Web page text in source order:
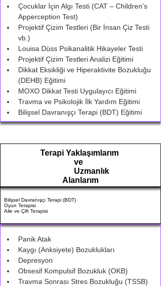
Çocuklar İçin Algı Testi (CAT – Children’s
Apperception Test)
Projektif Çizim Testleri (Bir İnsan Çiz Testi
vb.)
Louisa Düss Psikanalitik Hikayeler Testi
Projektif Çizim Testleri Analizi Eğitimi
Dikkat Eksikliği ve Hiperaktivite Bozukluğu
(DEHB) Eğitimi
MOXO Dikkat Testi Uygulayıcı Eğitimi
Travma ve Psikolojik İlk Yardım Eğitimi
Bilişsel Davranışçı Terapi (BDT) Eğitimi
Terapi Yaklaşımlarım
ve
Uzmanlık
Alanlarım
Bilişsel Davranışçı Terapi (BDT)
Oyun Terapisi
Aile ve Çift Terapisi
Panik Atak
Kaygı (Anksiyete) Bozuklukları
Depresyon
Obsesif Kompulsif Bozukluk (OKB)
Travma Sonrası Stres Bozukluğu (TSSB)